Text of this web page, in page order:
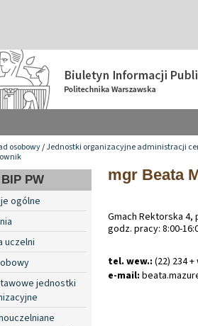
osobowy/Jednostki organizacyjne administracji
BIP PW
ogólne
uczelni
jednostki
mgr Beata
Gmach Rektorska 4,
godz. pracy: 8:00-
tel. wew.: (22) 234
e-mail: beata.